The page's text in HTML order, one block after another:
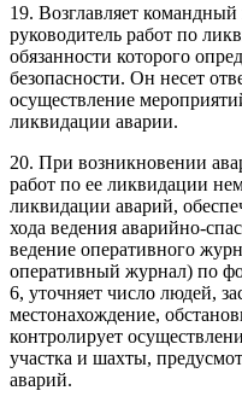
19. Возглавляет
руководитель работ по
обязанности которого
безопасности. Он несет
осуществление
ликвидации аварии.
20. При возникновении
работ по ее ликвидации
ликвидации аварий,
хода ведения аварийно-
ведение оперативного
оперативный журнал) по
6, уточняет число людей,
местонахождение,
контролирует
участка и шахты,
аварий.